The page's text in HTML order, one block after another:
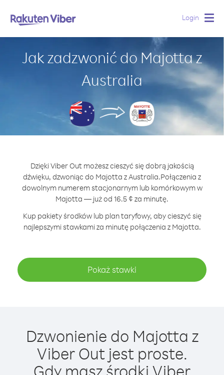
Login
Jak zadzwonić do Majotta z
Australia
Dzięki Viber Out możesz cieszyć się dobrą jakością
dźwięku, dzwoniąc do Majotta z Australia.Połączenia z
dowolnym numerem stacjonarnym lub komórkowym w
Majotta — już od 16.5 ¢ za minutę.
Kup pakiety środków lub plan taryfowy, aby cieszyć się
najlepszymi stawkami za minutę połączenia z Majotta.
Pokaż stawki
Dzwonienie do Majotta z
Viber Out jest proste.
Gdy masz środki Viber